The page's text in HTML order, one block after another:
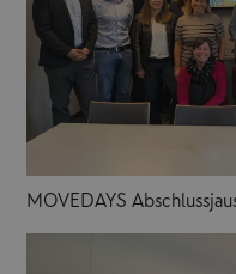
MOVEDAYS